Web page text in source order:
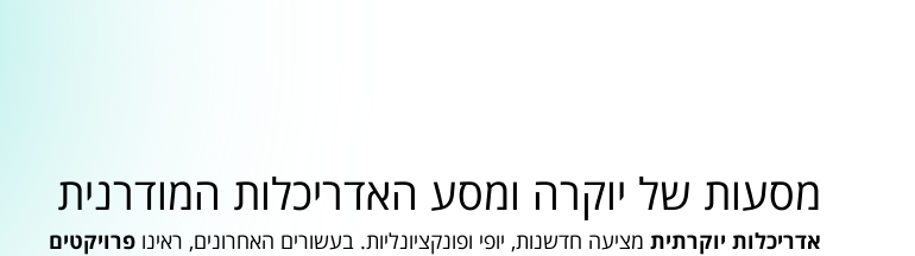
מסעות של יוקרה ומסע האדריכלות המודרנית
אדריכלות יוקרתיתמציעה חדשנות, יופי ופונקציונליות. בעשורים האחרונים, ראינו פרויקטים